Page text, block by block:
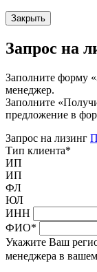
Закрыть
Запрос на
Заполните форму
менеджер.
Заполните
предложение в
Запрос на лизинг
Тип клиента*
ИП
ИП
ФЛ
ЮЛ
ИНН
ФИО*
Укажите Ваш
менеджера в